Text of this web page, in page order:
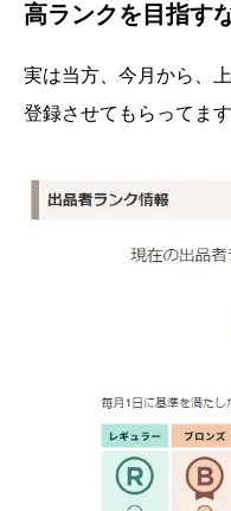
高ランクを目指す
実は当方、今月から、
登録させてもらってます